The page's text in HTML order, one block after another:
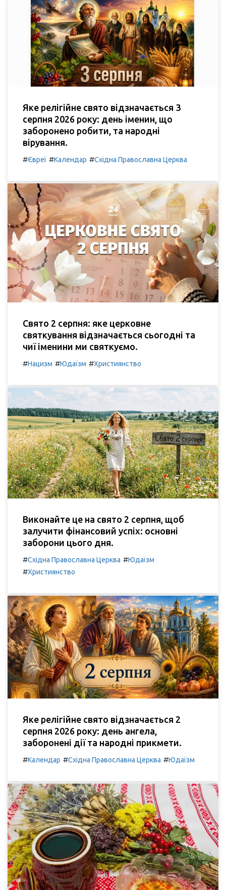
Яке релігійне свято відзначається 3
серпня 2026 року: день іменин, що
заборонено робити, та народні
вірування.
#Євреї #Календар #Східна Православна Церква
Свято 2 серпня: яке церковне
святкування відзначається сьогодні та
чиї іменини ми святкуємо.
#Нацизм #Юдаїзм #Християнство
Виконайте це на свято 2 серпня, щоб
залучити фінансовий успіх: основні
заборони цього дня.
#Східна Православна Церква #Юдаїзм
#Християнство
Яке релігійне свято відзначається 2
серпня 2026 року: день ангела,
заборонені дії та народні прикмети.
#Календар #Східна Православна Церква #Юдаїзм